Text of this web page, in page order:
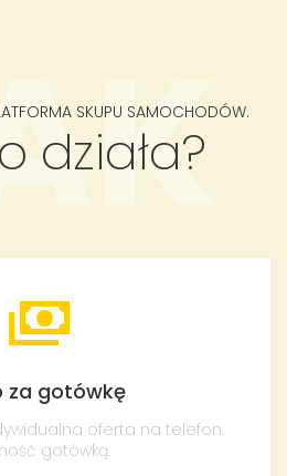
SKUPU SAMOCHODÓW.
działa?
za gotówkę
oferta na telefon.
gotówką.